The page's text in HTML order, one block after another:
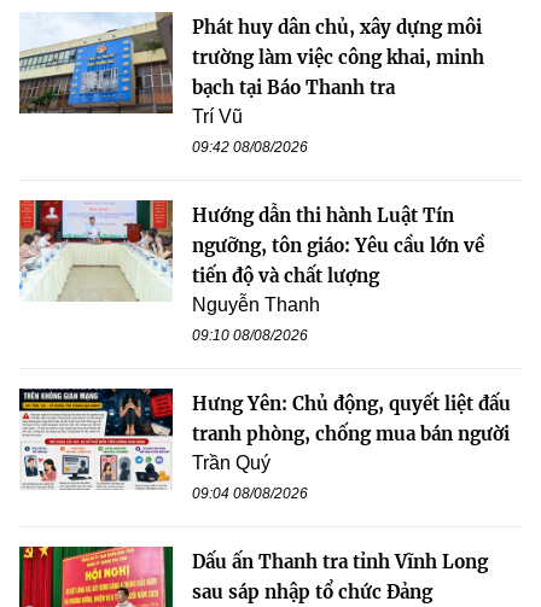
Phát huy dân chủ, xây dựng môi
trường làm việc công khai, minh
bạch tại Báo Thanh tra
Trí Vũ
09:42 08/08/2026
Hướng dẫn thi hành Luật Tín
ngưỡng, tôn giáo: Yêu cầu lớn về
tiến độ và chất lượng
Nguyễn Thanh
09:10 08/08/2026
Hưng Yên: Chủ động, quyết liệt đấu
tranh phòng, chống mua bán người
Trần Quý
09:04 08/08/2026
Dấu ấn Thanh tra tỉnh Vĩnh Long
sau sáp nhập tổ chức Đảng